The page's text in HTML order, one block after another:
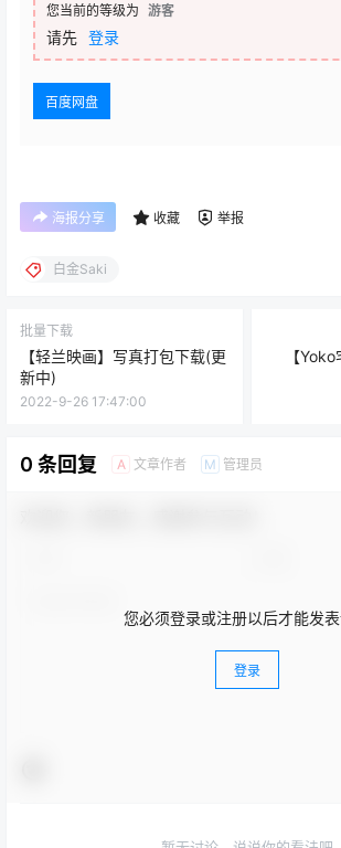
您当前的等级为 游客
请先 登录
百度网盘
海报分享 收藏 举报
白金Saki
批量下载
【轻兰映画】写真打包下载(更
新中)
2022-9-26 17:47:00
【
0 条回复 A 文章作者 M 管理员
您必须登录或注册以后才能发
登录